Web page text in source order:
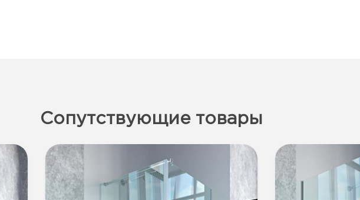
Сопутствующие товары